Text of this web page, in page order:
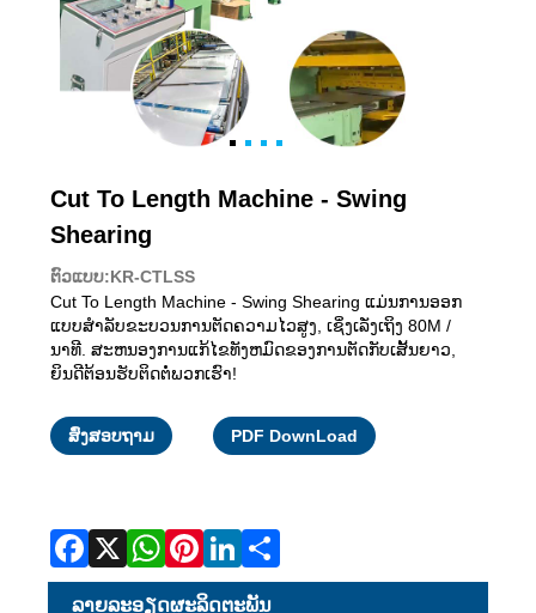
Cut To Length Machine - Swing
Shearing
ຕົວແບບ:KR-CTLSS
Cut To Length Machine - Swing Shearing ແມ່ນການອອກ
ແບບສໍາລັບຂະບວນການຕັດຄວາມໄວສູງ, ເຊິ່ງເລັ່ງເຖິງ 80M /
ນາທີ. ສະຫນອງການແກ້ໄຂທັງຫມົດຂອງການຕັດກັບເສັ້ນຍາວ,
ຍິນດີຕ້ອນຮັບຕິດຕໍ່ພວກເຮົາ!
ສົ່ງສອບຖາມ PDF DownLoad
ລາຍ​ລະ​ອຽດ​ຜະ​ລິດ​ຕະ​ພັນ